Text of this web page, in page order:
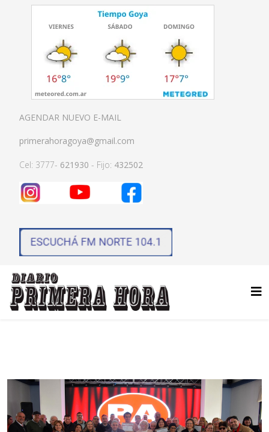
AGENDAR NUEVO E-MAIL
primerahoragoya@gmail.com
Cel: 3777- 621930 - Fijo: 432502